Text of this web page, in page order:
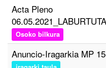
Acta Pleno
Osoko bilkura
Anuncio-Iragarkia MP